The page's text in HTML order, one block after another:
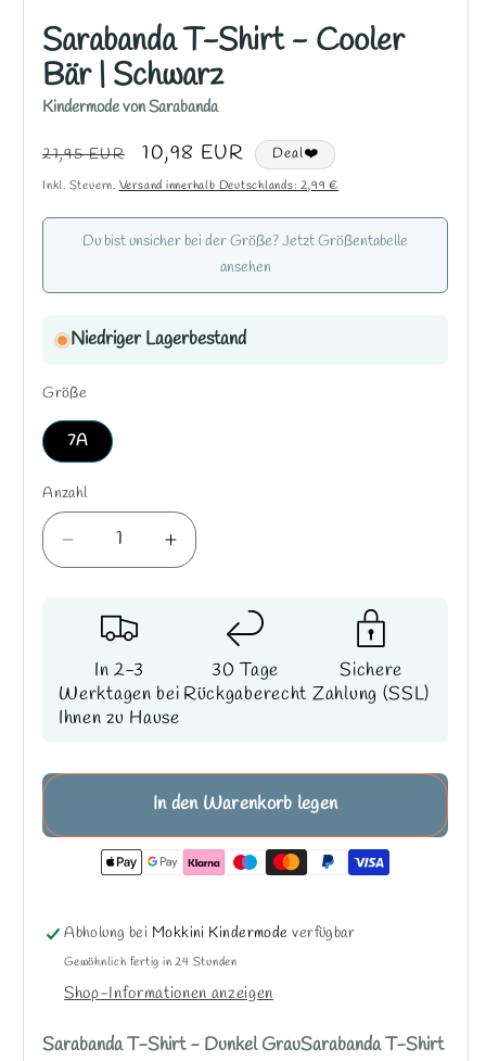
Sarabanda T-Shirt - Cooler
Bär | Schwarz
Kindermode von Sarabanda
Normaler
Preis
21,95 EUR Verkaufspreis
10,98 EUR Deal❤️
Inkl. Steuern. Versand innerhalb Deutschlands: 2,99 €
Du bist unsicher bei der Größe? Jetzt Größentabelle
ansehen
Niedriger Lagerbestand
Größe
7A
Anzahl
Verringere
die
Sarabanda
Shirt
-
Bär
Erhöhe
die
Sarabanda
Shirt
-
Bär
|
In 2-3
Werktagen bei
Ihnen zu Hause
30 Tage
Rückgaberecht
Sichere
Zahlung (SSL)
In den Warenkorb legen
Abholung bei Mokkini Kindermode verfügbar
Gewöhnlich fertig in 24 Stunden
Shop-Informationen anzeigen
Sarabanda T-Shirt - Dunkel GrauSarabanda T-Shirt